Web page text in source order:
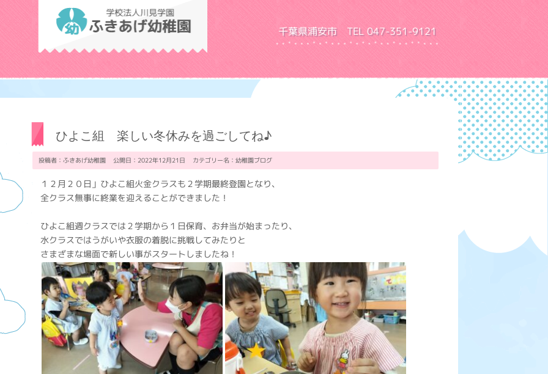
学校法人川見学園 ふきあげ幼稚園
千葉県浦安市 TEL 047-351-9121
ひよこ組 楽しい冬休みを過ごしてね♪
投稿者：ふきあげ幼稚園 公開日：2022年12月21日 カテゴリー名： 幼稚園ブログ
１２月２０日」ひよこ組火金クラスも２学期最終登園となり、
全クラス無事に終業を迎えることができました！
ひよこ組週クラスでは２学期から１日保育、お弁当が始まったり、
水クラスではうがいや衣服の着脱に挑戦してみたりと
さまざまな場面で新しい事がスタートしましたね！